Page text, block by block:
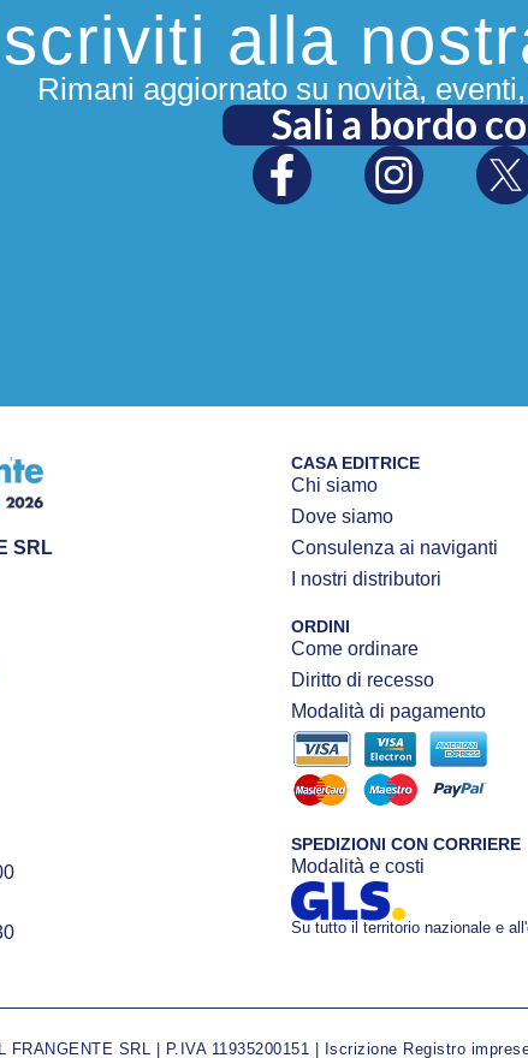
alla
Rimani aggiornato su novità,
Sali a bordo
SRL
CASA EDITRICE
Chi siamo
Dove siamo
Consulenza ai naviganti
I nostri distributori
ORDINI
Come ordinare
Diritto di recesso
Modalità di pagamento
SPEDIZIONI CON CORRIERE
Modalità e costi
Su tutto il territorio nazionale e
SRL | P.IVA 11935200151 | Iscrizione Registro imprese